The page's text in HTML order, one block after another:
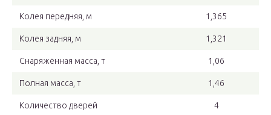
Колея передняя, м 1,365
Колея задняя, м 1,321
Снаряжённая масса, т 1,06
Полная масса, т 1,46
Количество дверей 4